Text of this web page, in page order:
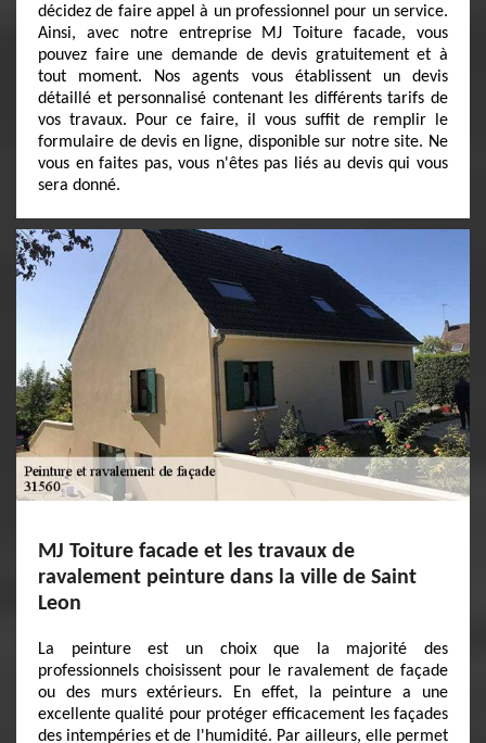
décidez de faire appel à un professionnel pour un service.
Ainsi, avec notre entreprise MJ Toiture facade, vous
pouvez faire une demande de devis gratuitement et à
tout moment. Nos agents vous établissent un devis
détaillé et personnalisé contenant les différents tarifs de
vos travaux. Pour ce faire, il vous suffit de remplir le
formulaire de devis en ligne, disponible sur notre site. Ne
vous en faites pas, vous n'êtes pas liés au devis qui vous
sera donné.
MJ Toiture facade et les travaux de
ravalement peinture dans la ville de Saint
Leon
La peinture est un choix que la majorité des
professionnels choisissent pour le ravalement de façade
ou des murs extérieurs. En effet, la peinture a une
excellente qualité pour protéger efficacement les façades
des intempéries et de l'humidité. Par ailleurs, elle permet